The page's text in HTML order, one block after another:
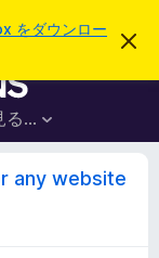
をダウンロー
こ
を
じ
る...
ログイン
any website